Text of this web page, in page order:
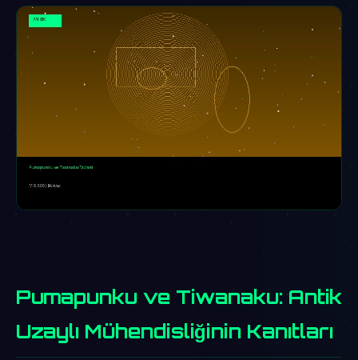
Pumapunku ve Tiwanaku: Antik
Uzaylı Mühendisliğinin Kanıtları